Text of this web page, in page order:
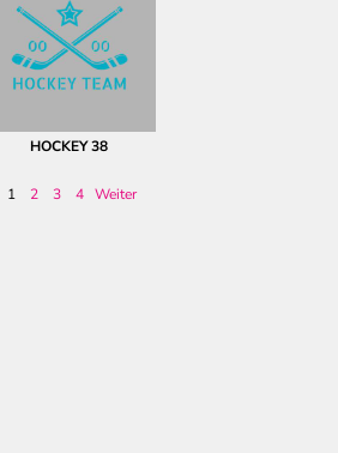
HOCKEY 38
1 2 3 4 Weiter